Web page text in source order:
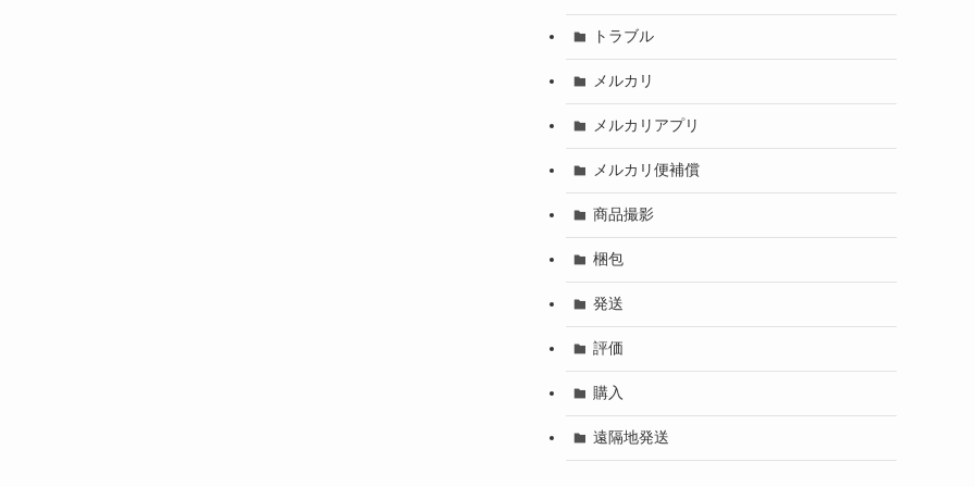
トラブル
メルカリ
メルカリアプリ
メルカリ便補償
商品撮影
梱包
発送
評価
購入
遠隔地発送